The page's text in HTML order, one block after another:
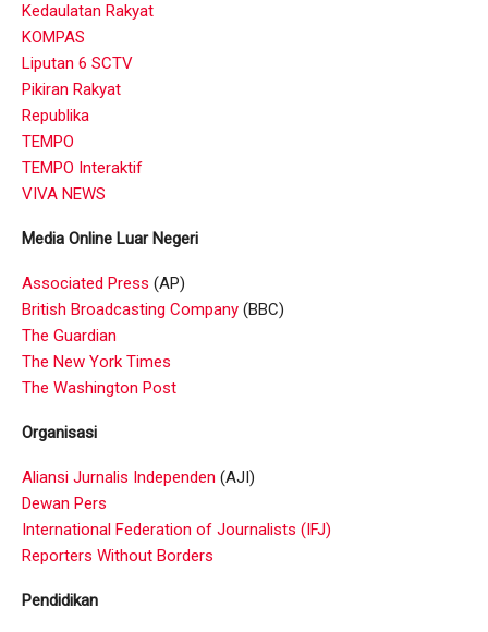
Kedaulatan Rakyat
KOMPAS
Liputan 6 SCTV
Pikiran Rakyat
Republika
TEMPO
TEMPO Interaktif
VIVA NEWS
Media Online Luar Negeri
Associated Press (AP)
British Broadcasting Company (BBC)
The Guardian
The New York Times
The Washington Post
Organisasi
Aliansi Jurnalis Independen (AJI)
Dewan Pers
International Federation of Journalists (IFJ)
Reporters Without Borders
Pendidikan